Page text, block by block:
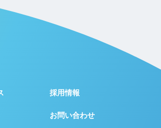
採用情報
お問い合わせ